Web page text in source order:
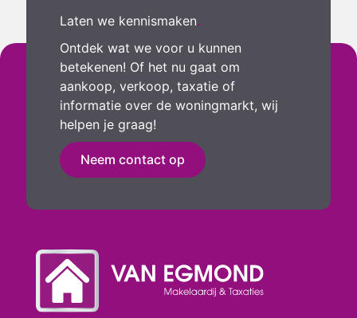
Laten we kennismaken.
Ontdek wat we voor u kunnen
betekenen! Of het nu gaat om
aankoop, verkoop, taxatie of
informatie over de woningmarkt, wij
helpen je graag!
Neem contact op